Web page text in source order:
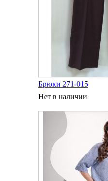
Брюки 271-015
Нет в наличии